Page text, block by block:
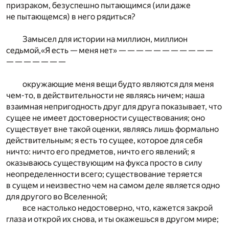
призраком, безуспешно пытающимся (или даже
не пытающемся) в него рядиться?
Замысел для истории на миллион, миллион
седьмой,«Я есть — меня нет» — — — — — — — — — — —
— — — — — — —
окружающие меня вещи будто являются для меня
чем-то, в действительности не являясь ничем; наша
взаимная непригодность друг для друга показывает, что
сущее не имеет достоверности существования; оно
существует вне такой оценки, являясь лишь формально
действительным; я есть то сущее, которое для себя
ничто: ничто его предметов, ничто его явлений; я
оказываюсь существующим на фукса просто в силу
неопределенности всего; существование теряется
в сущем и неизвестно чем на самом деле является одно
для другого во Вселенной;
все настолько недостоверно, что, кажется закрой
глаза и открой их снова, и ты окажешься в другом мире;